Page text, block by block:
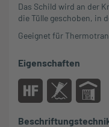
Das Schild wird an der
die Tülle geschoben, in
Geeignet für
Eigenschaften